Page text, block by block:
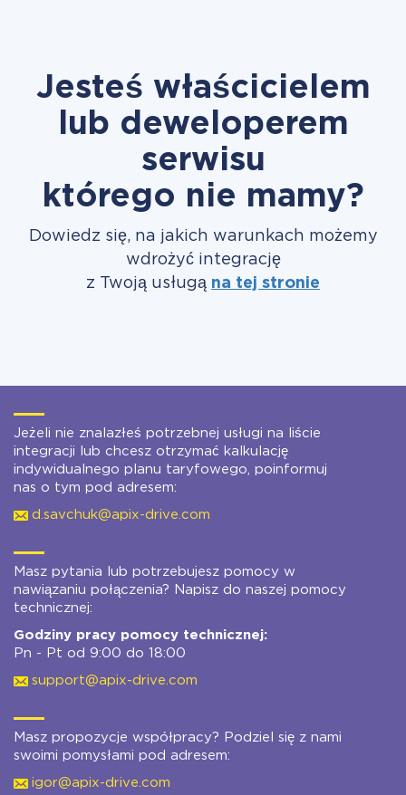
Jesteś właścicielem
lub deweloperem
serwisu
którego nie mamy?
Dowiedz się, na jakich warunkach możemy
wdrożyć integrację
z Twoją usługą na tej stronie
Jeżeli nie znalazłeś potrzebnej usługi na liście
integracji lub chcesz otrzymać kalkulację
indywidualnego planu taryfowego, poinformuj
nas o tym pod adresem:
d.savchuk@apix-drive.com
Masz pytania lub potrzebujesz pomocy w
nawiązaniu połączenia? Napisz do naszej pomocy
technicznej:
Godziny pracy pomocy technicznej:
Pn - Pt od 9:00 do 18:00
support@apix-drive.com
Masz propozycje współpracy? Podziel się z nami
swoimi pomysłami pod adresem:
igor@apix-drive.com